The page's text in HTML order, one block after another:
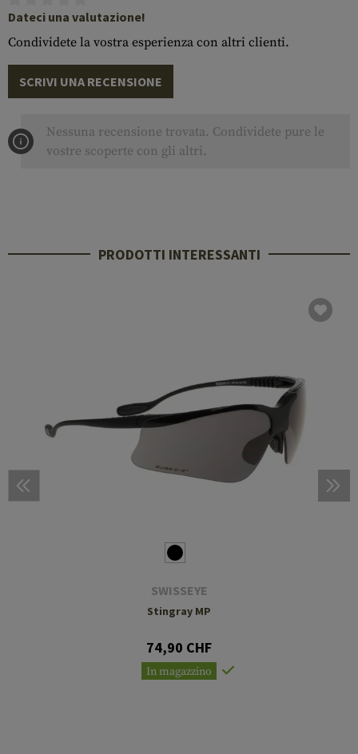
Dateci una valutazione!
Condividete la vostra esperienza con altri clienti.
SCRIVI UNA RECENSIONE
Nessuna recensione trovata. Condividete pure le
vostre scoperte con gli altri.
PRODOTTI INTERESSANTI
SWISSEYE
Stingray MP
74,90 CHF
In magazzino